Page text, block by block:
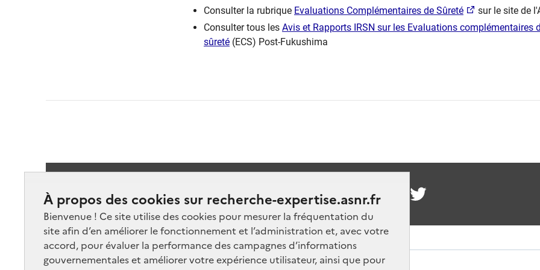
À propos des cookies sur recherche-expertise.asnr.fr
Bienvenue ! Ce site utilise des cookies pour mesurer la fréquentation du
site afin d’en améliorer le fonctionnement et l’administration et, avec votre
accord, pour évaluer la performance des campagnes d’informations
gouvernementales et améliorer votre expérience utilisateur, ainsi que pour
Consulter la rubrique Evaluations Complémentaires de Sûreté
sur le site de
Consulter tous les Avis et Rapports ​IRSN sur les Evaluations complémentaires
sûreté (ECS) Post-Fukushima
Suivez-nous